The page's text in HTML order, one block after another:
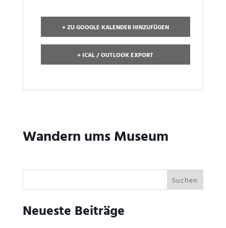
+ ZU GOOGLE KALENDER HINZUFÜGEN
+ ICAL / OUTLOOK EXPORT
Wandern ums Museum
Neueste Beiträge